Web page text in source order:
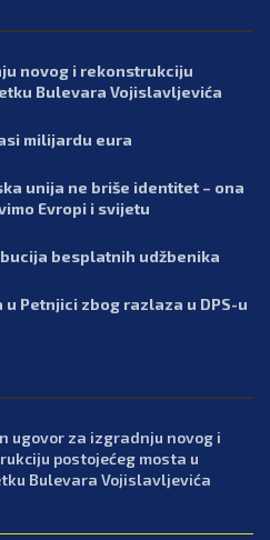
novog i rekonstrukciju
Bulevara Vojislavljevića
milijardu eura
unija ne briše identitet – ona
Evropi i svijetu
besplatnih udžbenika
Petnjici zbog razlaza u DPS-u
ugovor za izgradnju novog i
postojećeg mosta u
Bulevara Vojislavljevića